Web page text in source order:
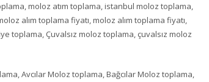
moloz atım toplama, istanbul moloz toplama,
alım toplama fiyatı, moloz alım toplama fiyatı,
toplama, Çuvalsız moloz toplama, çuvalsız moloz
Avcılar Moloz toplama, Bağcılar Moloz toplama,